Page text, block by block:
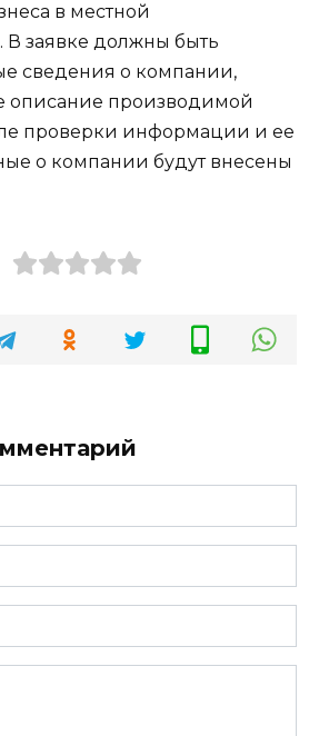
в местной
заявке должны быть
сведения о компании,
описание производимой
проверки информации и ее
о компании будут внесены